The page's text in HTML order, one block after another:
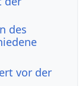
des
vor der